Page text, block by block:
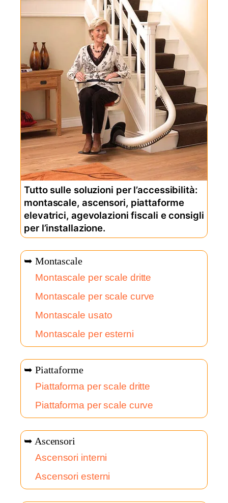
Tutto sulle soluzioni per l’accessibilità:
montascale, ascensori, piattaforme
elevatrici, agevolazioni fiscali e consigli
per l’installazione.
➥ Montascale
Montascale per scale dritte
Montascale per scale curve
Montascale usato
Montascale per esterni
➥ Piattaforme
Piattaforma per scale dritte
Piattaforma per scale curve
➥ Ascensori
Ascensori interni
Ascensori esterni